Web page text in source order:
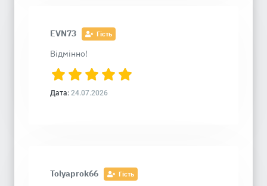
EVN73 Гість
Відмінно!
Дата: 24.07.2026
Tolyaprok66 Гість